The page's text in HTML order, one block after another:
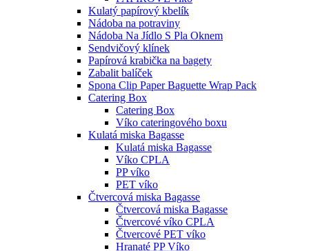
Kulatý papírový kbelík
Nádoba na potraviny
Nádoba Na Jídlo S Pla Oknem
Sendvičový klínek
Papírová krabička na bagety
Zabalit balíček
Spona Clip Paper Baguette Wrap Pack
Catering Box
Catering Box
Víko cateringového boxu
Kulatá miska Bagasse
Kulatá miska Bagasse
Víko CPLA
PP víko
PET víko
Čtvercová miska Bagasse
Čtvercová miska Bagasse
Čtvercové víko CPLA
Čtvercové PET víko
Hranaté PP Víko